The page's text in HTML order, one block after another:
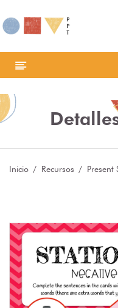
Inicio Recursos Present